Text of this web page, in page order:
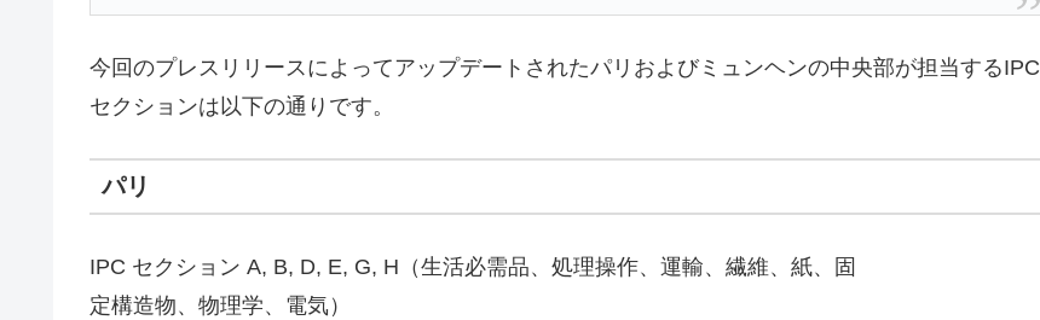
今回のプレスリリースによってアップデートされたパリおよびミュンヘンの中央部が担当するIPC
セクションは以下の通りです。
パリ
IPC セクション A, B, D, E, G, H（生活必需品、処理操作、運輸、繊維、紙、固
定構造物、物理学、電気）